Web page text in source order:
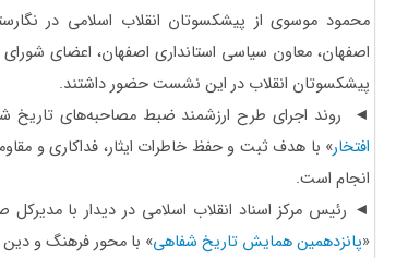
محمود موسوی از پیشکسوتان انقلاب اسلامی در
اصفهان، معاون سیاسی استانداری اصفهان، اعضای
پیشکسوتان انقلاب در این نشست حضور داشتند.
◄ روند اجرای طرح ارزشمند ضبط مصاحبه‌های تاریخ
افتخار» با هدف ثبت و حفظ خاطرات ایثار، فداکاری و
انجام است.
◄ رئیس مرکز اسناد انقلاب اسلامی در دیدار با
«پانزدهمین همایش تاریخ شفاهی» با محور فرهنگ و دین